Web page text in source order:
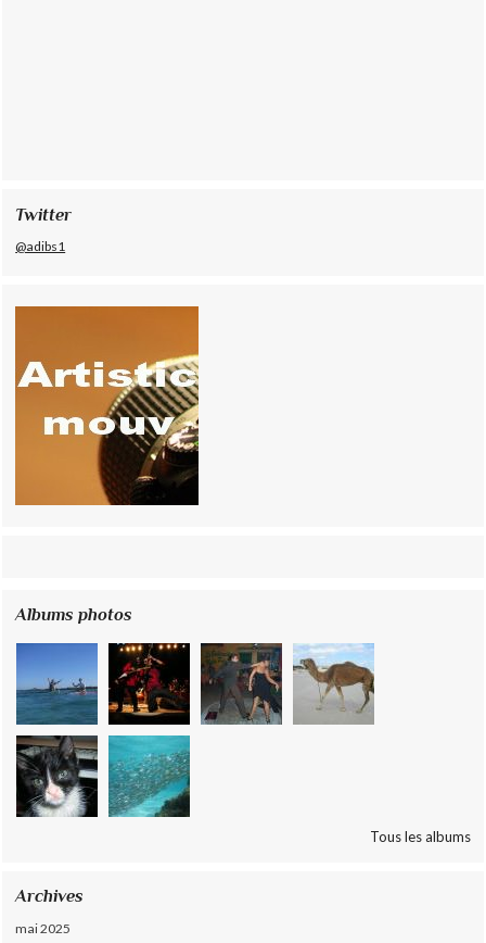
Twitter
@adibs1
Albums photos
Tous les albums
Archives
mai 2025